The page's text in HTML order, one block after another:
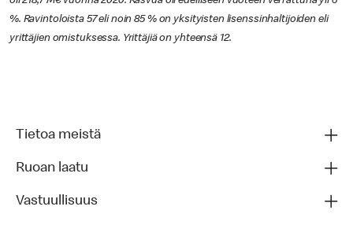
%. Ravintoloista 57 eli noin 85 % on yksityisten lisenssinhaltijoiden eli
yrittäjien omistuksessa. Yrittäjiä on yhteensä 12.
Tietoa meistä
Ruoan laatu
Vastuullisuus